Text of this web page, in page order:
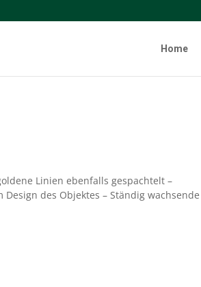
Home
Linien ebenfalls gespachtelt –
des Objektes – Ständig wachsende